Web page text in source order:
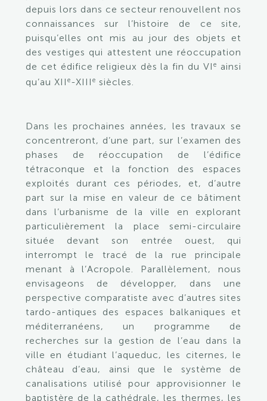
depuis lors dans ce secteur renouvellent nos
connaissances sur l’histoire de ce site,
puisqu’elles ont mis au jour des objets et
des vestiges qui attestent une réoccupation
de cet édifice religieux dès la fin du VIe
ainsi
qu’au XII e-XIII e siècles.
Dans les prochaines années, les travaux se
concentreront, d’une part, sur l’examen des
phases de réoccupation de l’édifice
tétraconque et la fonction des espaces
exploités durant ces périodes, et, d’autre
part sur la mise en valeur de ce bâtiment
dans l’urbanisme de la ville en explorant
particulièrementla place semi-circulaire
située devant son entrée ouest, qui
interrompt le tracé de la rue principale
menant à l’Acropole. Parallèlement, nous
envisageons de développer, dans une
perspective comparatiste avec d’autres sites
tardo-antiques des espaces balkaniques et
méditerranéens, un programme de
recherches sur la gestion de l’eau dans la
ville en étudiant l’aqueduc, les citernes, le
château d’eau, ainsi que le système de
canalisations utilisé pour approvisionner le
baptistère de la cathédrale, les thermes, les